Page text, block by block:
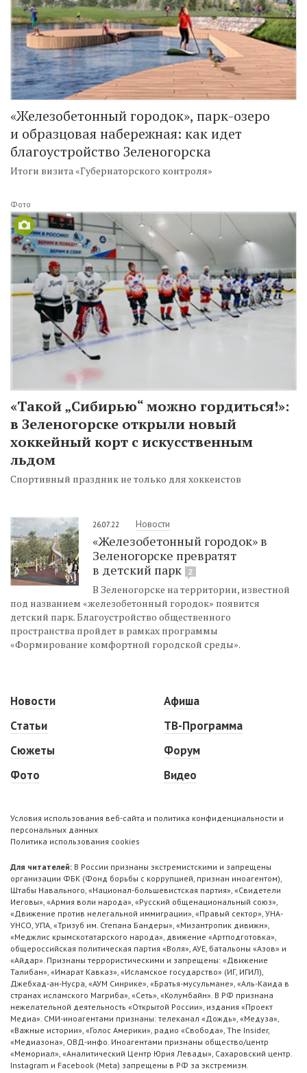
«Железобетонный городок», парк-озеро
и образцовая набережная: как идет
благоустройство Зеленогорска
Итоги визита «Губернаторского контроля»
Фото
«Такой „Сибирью“ можно гордиться!»:
в Зеленогорске открыли новый
хоккейный корт с искусственным
льдом
Спортивный праздник не только для хоккеистов
26.07.22 Новости
«Железобетонный городок» в
Зеленогорске превратят
в детский парк
2
В Зеленогорске на территории, известной
под названием «железобетонный городок» появится
детский парк. Благоустройство общественного
пространства пройдет в рамках программы
«Формирование комфортной городской среды».
Новости
Статьи
Сюжеты
Фото
Афиша
ТВ-Программа
Форум
Видео
Условия использования веб-сайта и политика конфиденциальности и
персональных данных
Политика использования cookies
Для читателей: В России признаны экстремистскими и запрещены
организации ФБК (Фонд борьбы с коррупцией, признан иноагентом),
Штабы Навального, «Национал-большевистская партия», «Свидетели
Иеговы», «Армия воли народа», «Русский общенациональный союз»,
«Движение против нелегальной иммиграции», «Правый сектор», УНА-
УНСО, УПА, «Тризуб им. Степана Бандеры», «Мизантропик дивижн»,
«Меджлис крымскотатарского народа», движение «Артподготовка»,
общероссийская политическая партия «Воля», АУЕ, батальоны «Азов» и
«Айдар». Признаны террористическими и запрещены: «Движение
Талибан», «Имарат Кавказ», «Исламское государство» (ИГ, ИГИЛ),
Джебхад-ан-Нусра, «АУМ Синрике», «Братья-мусульмане», «Аль-Каида в
странах исламского Магриба», «Сеть», «Колумбайн». В РФ признана
нежелательной деятельность «Открытой России», издания «Проект
Медиа». СМИ-иноагентами признаны: телеканал «Дождь», «Медуза»,
«Важные истории», «Голос Америки», радио «Свобода», The Insider,
«Медиазона», ОВД-инфо. Иноагентами признаны общество/центр
«Мемориал», «Аналитический Центр Юрия Левады», Сахаровский центр.
Instagram и Facebook (Metа) запрещены в РФ за экстремизм.